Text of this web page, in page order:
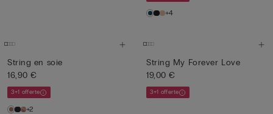
+4
String en soie
16,90 €
3+1 offerte
+2
String My Forever Love
19,00 €
3+1 offerte